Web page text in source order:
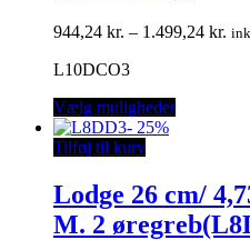
944,24 kr. – 1.499,24 kr.
L10DCO3
Vælg muligheder
- 25%
Tilføj til kurv
Lodge 26 cm/
M. 2